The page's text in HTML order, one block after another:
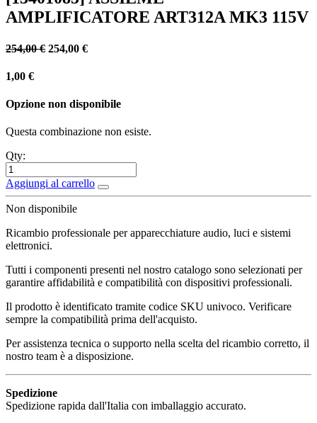
AMPLIFICATORE ART312A MK3 115V
254,00€ 254,00 €
1,00 €
Opzione non disponibile
Questa combinazione non esiste.
Qty:
Aggiungi al carrello
Non disponibile
Ricambio professionale per apparecchiature audio, luci e sistemi
elettronici.
Tutti i componenti presenti nel nostro catalogo sono selezionati per
garantire affidabilità e compatibilità con dispositivi professionali.
Il prodotto è identificato tramite codice SKU univoco. Verificare
sempre la compatibilità prima dell'acquisto.
Per assistenza tecnica o supporto nella scelta del ricambio corretto, il
nostro team è a disposizione.
Spedizione
Spedizione rapida dall'Italia con imballaggio accurato.